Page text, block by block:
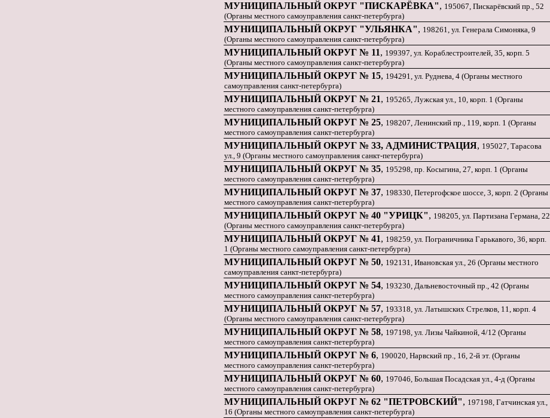
МУНИЦИПАЛЬНЫЙ ОКРУГ "ПИСКАРЁВКА", 195067, Пискарёвский пр., 52
(Органы местного самоуправления санкт-петербурга)
МУНИЦИПАЛЬНЫЙ ОКРУГ "УЛЬЯНКА", 198261, ул. Генерала Симоняка, 9
(Органы местного самоуправления санкт-петербурга)
МУНИЦИПАЛЬНЫЙ ОКРУГ № 11, 199397, ул. Кораблестроителей, 35, корп. 5
(Органы местного самоуправления санкт-петербурга)
МУНИЦИПАЛЬНЫЙ ОКРУГ № 15, 194291, ул. Руднева, 4 (Органы местного
самоуправления санкт-петербурга)
МУНИЦИПАЛЬНЫЙ ОКРУГ № 21, 195265, Лужская ул., 10, корп. 1 (Органы
местного самоуправления санкт-петербурга)
МУНИЦИПАЛЬНЫЙ ОКРУГ № 25, 198207, Ленинский пр., 119, корп. 1 (Органы
местного самоуправления санкт-петербурга)
МУНИЦИПАЛЬНЫЙ ОКРУГ № 33, АДМИНИСТРАЦИЯ, 195027, Тарасова
ул., 9 (Органы местного самоуправления санкт-петербурга)
МУНИЦИПАЛЬНЫЙ ОКРУГ № 35, 195298, пр. Косыгина, 27, корп. 1 (Органы
местного самоуправления санкт-петербурга)
МУНИЦИПАЛЬНЫЙ ОКРУГ № 37, 198330, Петергофское шоссе, 3, корп. 2 (Органы
местного самоуправления санкт-петербурга)
МУНИЦИПАЛЬНЫЙ ОКРУГ № 40 "УРИЦК", 198205, ул. Партизана Германа, 22
(Органы местного самоуправления санкт-петербурга)
МУНИЦИПАЛЬНЫЙ ОКРУГ № 41, 198259, ул. Пограничника Гарькавого, 36, корп.
1 (Органы местного самоуправления санкт-петербурга)
МУНИЦИПАЛЬНЫЙ ОКРУГ № 50, 192131, Ивановская ул., 26 (Органы местного
самоуправления санкт-петербурга)
МУНИЦИПАЛЬНЫЙ ОКРУГ № 54, 193230, Дальневосточный пр., 42 (Органы
местного самоуправления санкт-петербурга)
МУНИЦИПАЛЬНЫЙ ОКРУГ № 57, 193318, ул. Латышских Стрелков, 11, корп. 4
(Органы местного самоуправления санкт-петербурга)
МУНИЦИПАЛЬНЫЙ ОКРУГ № 58, 197198, ул. Лизы Чайкиной, 4/12 (Органы
местного самоуправления санкт-петербурга)
МУНИЦИПАЛЬНЫЙ ОКРУГ № 6, 190020, Нарвский пр., 16, 2-й эт. (Органы
местного самоуправления санкт-петербурга)
МУНИЦИПАЛЬНЫЙ ОКРУГ № 60, 197046, Большая Посадская ул., 4-д (Органы
местного самоуправления санкт-петербурга)
МУНИЦИПАЛЬНЫЙ ОКРУГ № 62 "ПЕТРОВСКИЙ", 197198, Гатчинская ул.,
16 (Органы местного самоуправления санкт-петербурга)